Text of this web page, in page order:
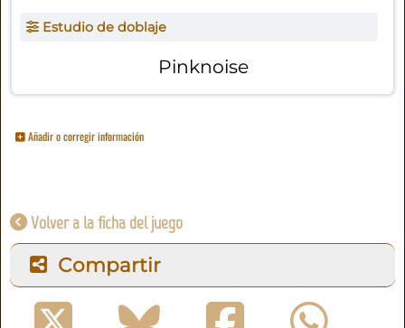
Estudio de doblaje
Pinknoise
Añadir o corregir información
Volver a la ficha del juego
Compartir